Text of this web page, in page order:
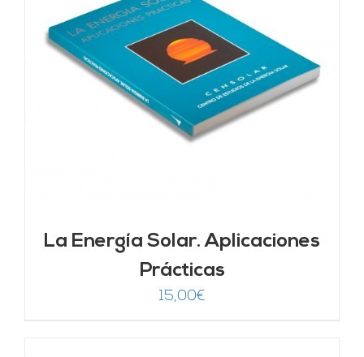
La Energía Solar. Aplicaciones
Prácticas
15,00€